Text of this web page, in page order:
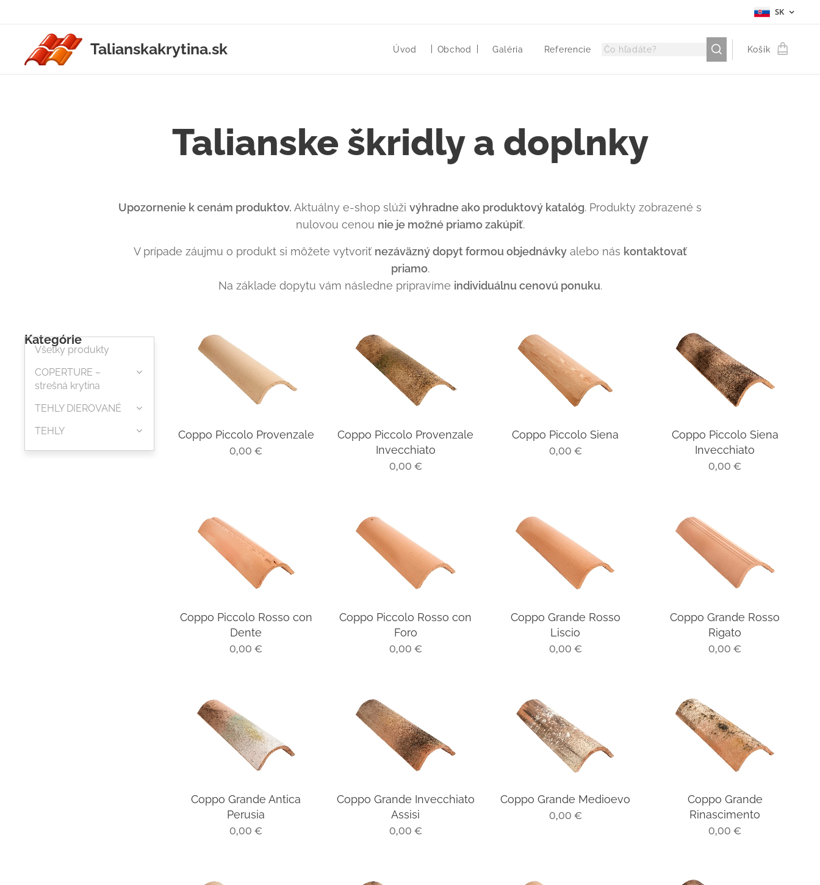
SK
Talianskakrytina.sk Úvod Obchod Galéria Referencie Košík
Talianske škridly a doplnky
Upozornenie k cenám produktov. Aktuálny e-shop slúži výhradne ako produktový katalóg. Produkty zobrazené s
nulovou cenou nie je možné priamo zakúpiť.
V prípade záujmu o produkt si môžete vytvoriť nezáväzný dopyt formou objednávkyalebo nás kontaktovať
priamo.
Na základe dopytu vám následne pripravíme individuálnu cenovú ponuku.
Kategórie
Všetky produkty
COPERTURE –
strešná krytina
TEHLY DIEROVANÉ
TEHLY
Coppo Piccolo Provenzale
0,00 €
Coppo Piccolo Provenzale
Invecchiato
0,00 €
Coppo Piccolo Siena
0,00 €
Coppo Piccolo Siena
Invecchiato
0,00 €
Coppo Piccolo Rosso con
Dente
0,00 €
Coppo Piccolo Rosso con
Foro
0,00 €
Coppo Grande Rosso
Liscio
0,00 €
Coppo Grande Rosso
Rigato
0,00 €
Coppo Grande Antica
Perusia
0,00 €
Coppo Grande Invecchiato
Assisi
0,00 €
Coppo Grande Medioevo
0,00 €
Coppo Grande
Rinascimento
0,00 €